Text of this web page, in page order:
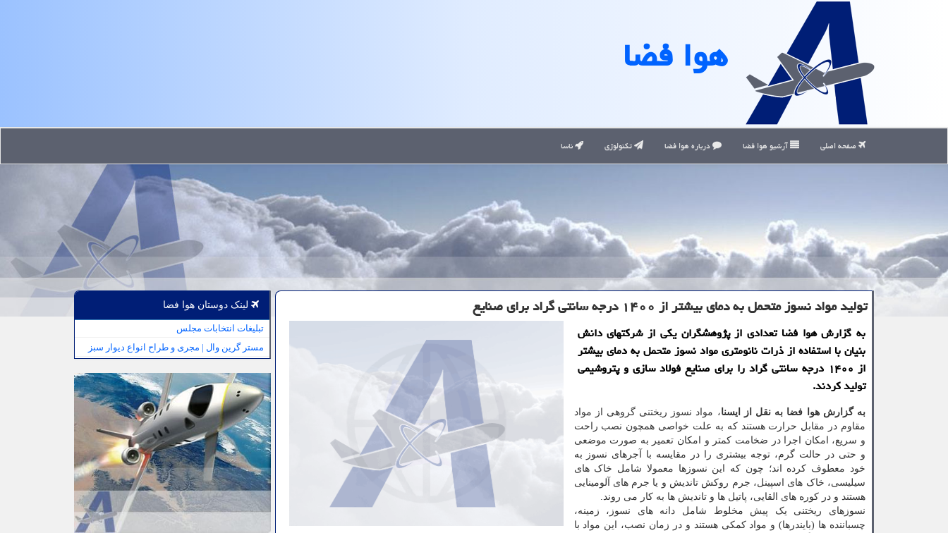
هوا فضا
صفحه اصلی آرشیو هوا فضا درباره هوا فضا تکنولوژی ناسا
تولید مواد نسوز متحمل به دمای بیشتر از ۱۴۰۰ درجه سانتی گراد برای صنایع
به گزارش هوا فضا تعدادی از پژوهشگران یکی از شرکتهای دانش
بنیان با استفاده از ذرات نانومتری مواد نسوز متحمل به دمای بیشتر
از ۱۴۰۰ درجه سانتی گراد را برای صنایع فولاد سازی و پتروشیمی
تولید کردند.
به گزارش هوا فضا به نقل از ایسنا، مواد نسوز ریختنی گروهی از مواد
مقاوم در مقابل حرارت هستند که به علت خواصی همچون نصب راحت
و سریع، امکان اجرا در ضخامت کمتر و امکان تعمیر به صورت موضعی
و حتی در حالت گرم، توجه بیشتری را در مقایسه با آجرهای نسوز به
خود معطوف کرده اند؛ چون که این نسوزها معمولا شامل خاک های
سیلیسی، خاک های اسپینل، جرم روکش تاندیش و یا جرم های آلومینایی
هستند و در کوره های القایی، پاتیل ها و تاندیش ها به کار می روند.
نسوزهای ریختنی یک پیش مخلوط شامل دانه های نسوز، زمینه،
چسباننده ها (بایندرها) و مواد کمکی هستند و در زمان نصب، این مواد با
لینک دوستان هوا فضا
تبلیغات انتخابات مجلس
مستر گرین وال | مجری و طراح انواع دیوار سبز